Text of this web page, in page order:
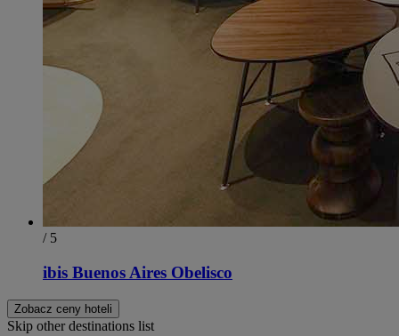
/ 5
ibis Buenos Aires Obelisco
Zobacz ceny hoteli
Skip other destinations list